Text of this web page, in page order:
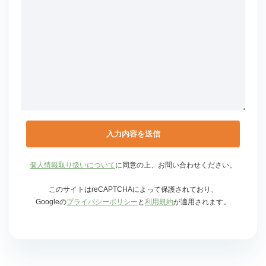
個人情報取り扱いについてに同意の上、お問い合わせください。
このサイトはreCAPTCHAによって保護されており、
Googleのプライバシーポリシー と 利用規約が適用されます。